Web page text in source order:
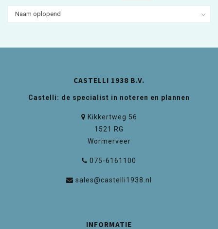
CASTELLI 1938 B.V.
Castelli: de specialist in noteren en plannen
Kikkertweg 56
1521 RG
Wormerveer
075-6161100
sales@castelli1938.nl
INFORMATIE